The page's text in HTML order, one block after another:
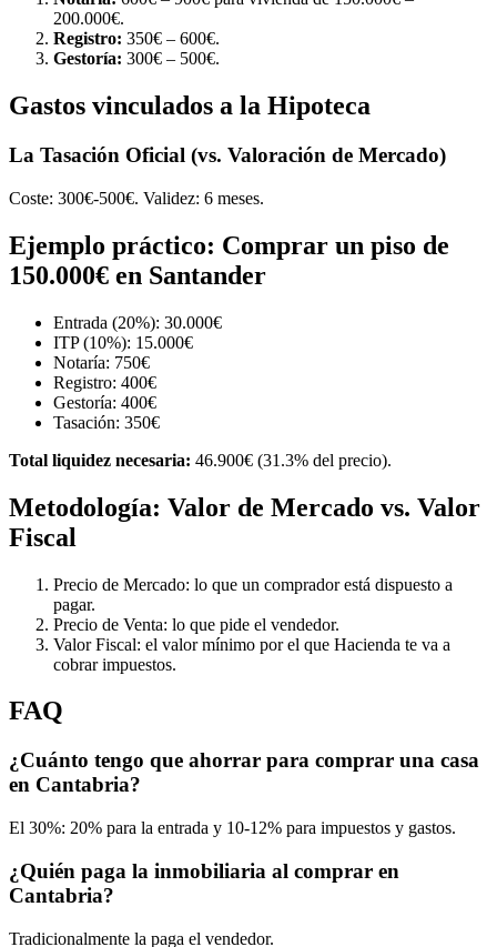
200.000€.
Registro: 350€ – 600€.
Gestoría: 300€ – 500€.
Gastos vinculados a la Hipoteca
La Tasación Oficial (vs. Valoración de Mercado)
Coste: 300€-500€. Validez: 6 meses.
Ejemplo práctico: Comprar un piso de
150.000€ en Santander
Entrada (20%): 30.000€
ITP (10%): 15.000€
Notaría: 750€
Registro: 400€
Gestoría: 400€
Tasación: 350€
Total liquidez necesaria: 46.900€ (31.3% del precio).
Metodología: Valor de Mercado vs. Valor
Fiscal
Precio de Mercado: lo que un comprador está dispuesto a
pagar.
Precio de Venta: lo que pide el vendedor.
Valor Fiscal: el valor mínimo por el que Hacienda te va a
cobrar impuestos.
FAQ
¿Cuánto tengo que ahorrar para comprar una casa
en Cantabria?
El 30%: 20% para la entrada y 10-12% para impuestos y gastos.
¿Quién paga la inmobiliaria al comprar en
Cantabria?
Tradicionalmente la paga el vendedor.